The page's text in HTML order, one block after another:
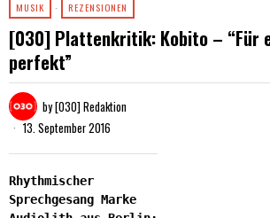
MUSIK · REZENSIONEN
[030] Plattenkritik: Kobito – “Für
perfekt”
by[030] Redaktion
13. September 2016
Rhythmischer
Sprechgesang Marke